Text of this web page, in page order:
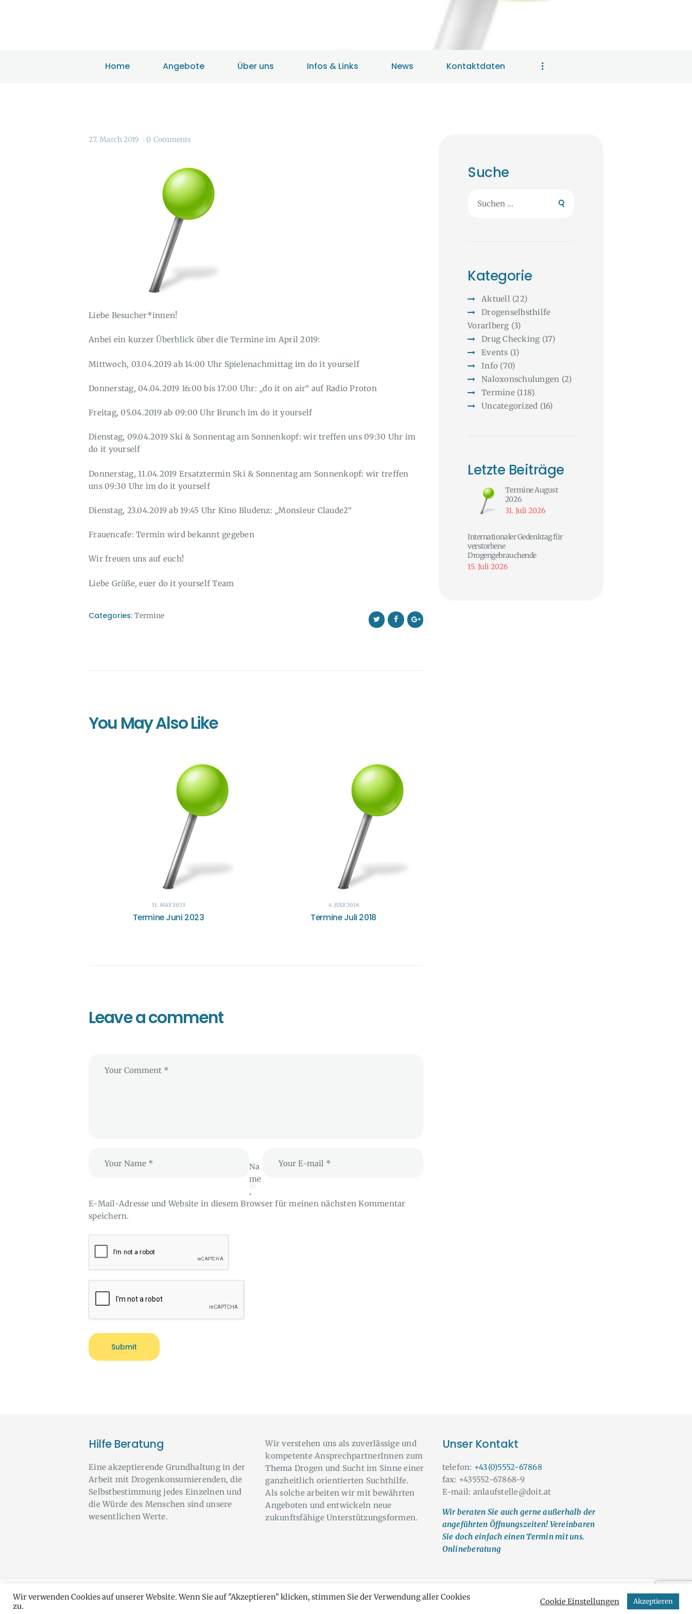
Home Angebote Über uns Infos & Links News Kontaktdaten
ÜBER UNS
27. March 2019 0 Comments
Liebe Besucher*innen!
Anbei ein kurzer Überblick über die Termine im April 2019:
Mittwoch, 03.04.2019 ab 14:00 Uhr Spielenachmittag im do it yourself
Donnerstag, 04.04.2019 16:00 bis 17:00 Uhr: „do it on air“ auf Radio Proton
Freitag, 05.04.2019 ab 09:00 Uhr Brunch im do it yourself
Dienstag, 09.04.2019 Ski & Sonnentag am Sonnenkopf: wir treffen uns 09:30 Uhr im
do it yourself
Donnerstag, 11.04.2019 Ersatztermin Ski & Sonnentag am Sonnenkopf: wir treffen
uns 09:30 Uhr im do it yourself
Dienstag, 23.04.2019 ab 19:45 Uhr Kino Bludenz: „Monsieur Claude2“
Frauencafe: Termin wird bekannt gegeben
Wir freuen uns auf euch!
Liebe Grüße, euer do it yourself Team
Categories: Termine
You May Also Like
31. MAY 2023
Termine Juni 2023
4. JULY 2018
Termine Juli 2018
Leave a comment
Na
me
,
E-Mail-Adresse und Website in diesem Browser für meinen nächsten Kommentar
speichern.
Suche
nach:
Kategorie
Aktuell(22)
Drogenselbsthilfe
Vorarlberg (3)
Drug Checking (17)
Events (1)
Info (70)
Naloxonschulungen (2)
Termine(118)
Uncategorized (16)
Letzte Beiträge
Termine August
2026
31. Juli 2026
Internationaler Gedenktag für
verstorbene
Drogengebrauchende
15. Juli 2026
Hilfe Beratung
Eine akzeptierende Grundhaltung in der
Arbeit mit Drogenkonsumierenden, die
Selbstbestimmung jedes Einzelnen und
die Würde des Menschen sind unsere
wesentlichen Werte.
Wir verstehen uns als zuverlässige und
kompetente AnsprechpartnerInnen zum
Thema Drogen und Sucht im Sinne einer
ganzheitlich orientierten Suchthilfe.
Als solche arbeiten wir mit bewährten
Angeboten und entwickeln neue
zukunftsfähige Unterstützungsformen.
Unser Kontakt
telefon: +43(0)5552-67868
fax: +435552-67868-9
E-mail: anlaufstelle@doit.at
Wir beraten Sie auch gerne außerhalb der
angeführten Öffnungszeiten! Vereinbaren
Sie doch einfach einen Termin mit uns.
Onlineberatung
do it yourself © Alle Rechte vorbehaltenAGB & DSGVOundIMPRESSUM
Wir verwenden Cookies auf unserer Website. Wenn Sie auf "Akzeptieren" klicken, stimmen Sie der Verwendung aller Cookies
zu.
Cookie Einstellungen Akzeptieren